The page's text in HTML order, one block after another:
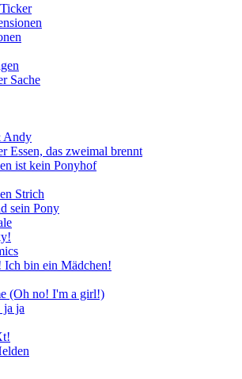
Sache
Andy
Essen, das zweimal brennt
ist kein Ponyhof
Strich
sein Pony
Ich bin ein Mädchen!
(Oh no! I'm a girl!)
ja